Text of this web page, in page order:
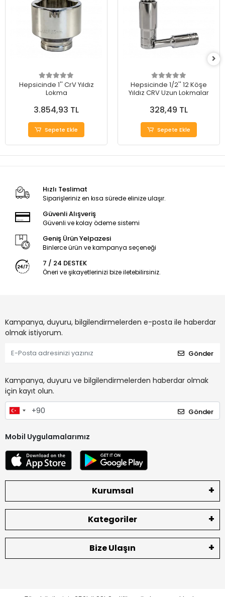
Hepsicinde 1'' CrV Yıldız
Lokma
3.854,93 TL
Sepete Ekle
Hepsicinde 1/2'' 12 Köşe
Yıldız CRV Uzun Lokmalar
328,49 TL
Sepete Ekle
Hızlı Teslimat
Siparişleriniz en kısa sürede elinize ulaşır.
Güvenli Alışveriş
Güvenli ve kolay ödeme sistemi
Geniş Ürün Yelpazesi
Binlerce ürün ve kampanya seçeneği
7 / 24 DESTEK
Öneri ve şikayetlerinizi bize iletebilirsiniz.
Kampanya, duyuru, bilgilendirmelerden e-posta ile haberdar
olmak istiyorum.
Gönder
Kampanya, duyuru ve bilgilendirmelerden haberdar olmak
için kayıt olun.
Gönder
Mobil Uygulamalarımız
Kurumsal
Kategoriler
Bize Ulaşın